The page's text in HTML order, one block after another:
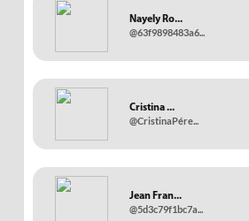
Nayely Ro...
@63f9898483a6...
Cristina ...
@CristinaPére...
Jean Fran...
@5d3c79f1bc7a...